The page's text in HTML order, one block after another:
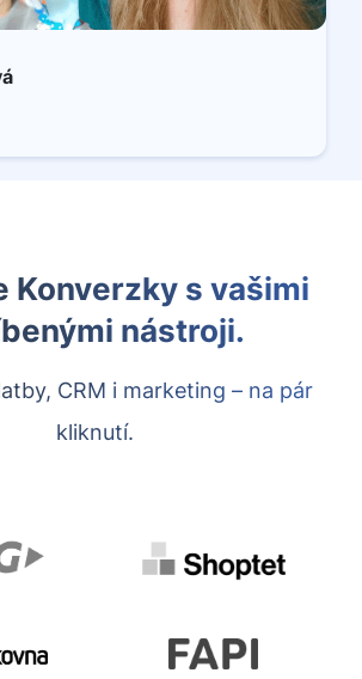
Konverzky s vašimi
nástroji.
CRM i marketing – na pár
kliknutí.